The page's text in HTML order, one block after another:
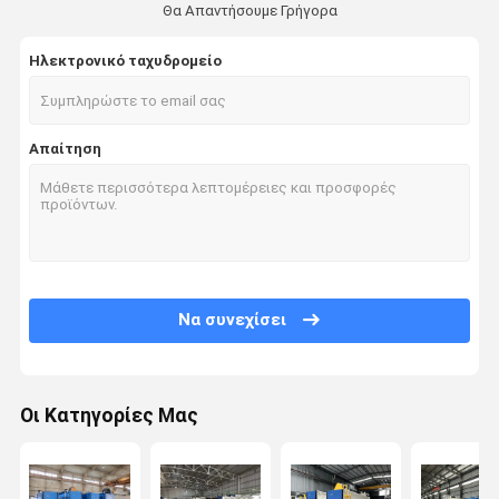
Θα Απαντήσουμε Γρήγορα
Ηλεκτρονικό ταχυδρομείο
Απαίτηση
Να συνεχίσει
Οι Κατηγορίες Μας